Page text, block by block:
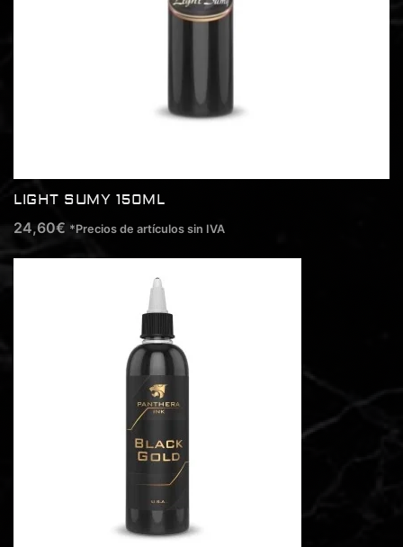
LIGHT SUMY 150ML
24,60€ *Precios de artículos sin IVA